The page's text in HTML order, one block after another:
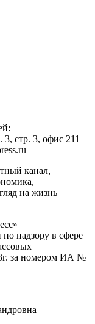
3, стр. 3, офис 211
канал,
на жизнь
надзору в сфере
за номером ИА №